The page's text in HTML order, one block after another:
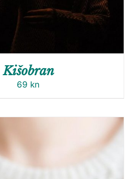
Kišobran
69 kn